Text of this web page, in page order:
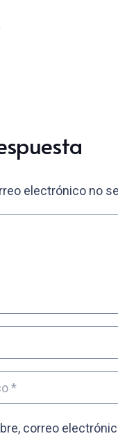
electrónico no
correo